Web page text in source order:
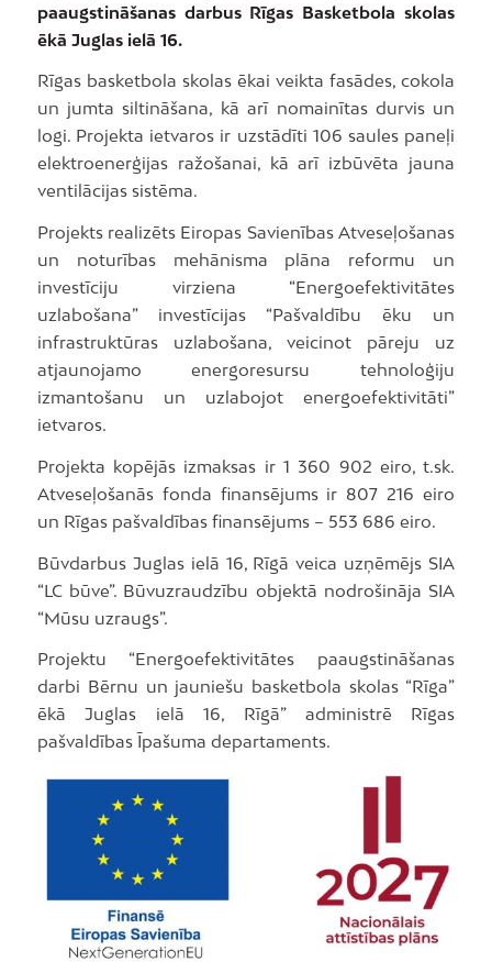
paaugstināšanas darbus Rīgas Basketbola skolas
ēkā Juglas ielā 16.
Rīgas basketbola skolas ēkai veikta fasādes, cokola
un jumta siltināšana, kā arī nomainītas durvis un
logi. Projekta ietvaros ir uzstādīti 106 saules paneļi
elektroenerģijas ražošanai, kā arī izbūvēta jauna
ventilācijas sistēma.
Projekts realizēts Eiropas Savienības Atveseļošanas
un noturības mehānisma plāna reformu un
investīciju virziena “Energoefektivitātes
uzlabošana” investīcijas “Pašvaldību ēku un
infrastruktūras uzlabošana, veicinot pāreju uz
atjaunojamo energoresursu tehnoloģiju
izmantošanu un uzlabojot energoefektivitāti”
ietvaros.
Projekta kopējās izmaksas ir 1 360 902 eiro, t.sk.
Atveseļošanās fonda finansējums ir 807 216 eiro
un Rīgas pašvaldības finansējums – 553 686 eiro.
Būvdarbus Juglas ielā 16, Rīgā veica uzņēmējs SIA
“LC būve”. Būvuzraudzību objektā nodrošināja SIA
“Mūsu uzraugs”.
Projektu “Energoefektivitātes paaugstināšanas
darbi Bērnu un jauniešu basketbola skolas “Rīga”
ēkā Juglas ielā 16, Rīgā” administrē Rīgas
pašvaldības Īpašuma departaments.